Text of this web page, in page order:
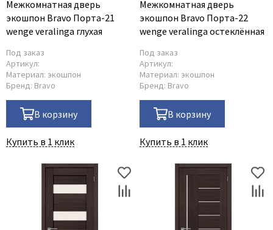
Межкомнатная дверь
экошпон Bravo Порта-21
wenge veralinga глухая
Под заказ
Артикул:
Материал: экошпон
Бренд: Bravo
В корзину
Купить в 1 клик
Межкомнатная дверь
экошпон Bravo Порта-22
wenge veralinga остеклённая
Под заказ
Артикул:
Материал: экошпон
Бренд: Bravo
В корзину
Купить в 1 клик